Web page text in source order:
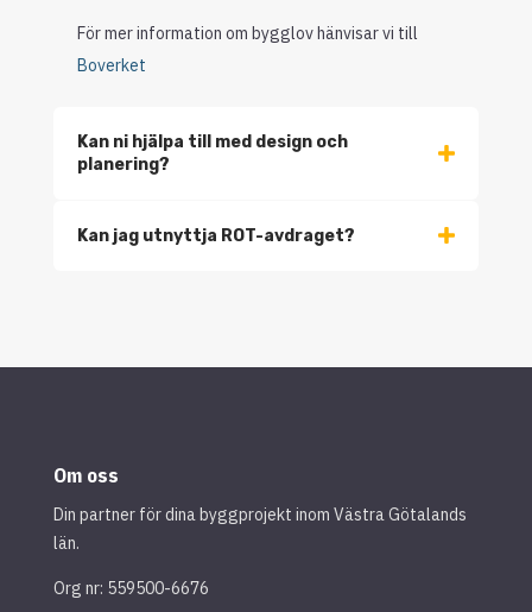
För mer information om bygglov hänvisar vi till
Boverket
Kan ni hjälpa till med design och
planering?
Kan jag utnyttja ROT-avdraget?
Om oss
Din partner för dina byggprojekt inom Västra Götalands
län.
Org nr: 559500-6676